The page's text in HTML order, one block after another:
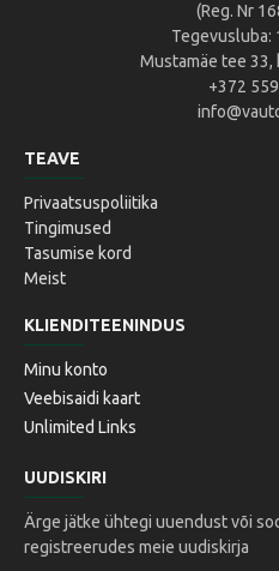
(Reg. Nr
Tegevusluba:
Mustamäe tee 33,
+372
TEAVE
Privaatsuspoliitika
Tingimused
Tasumise kord
Meist
KLIENDITEENINDUS
Minu konto
Veebisaidi kaart
Unlimited Links
UUDISKIRI
Ärge jätke ühtegi uuendust või
registreerudes meie uudiskirja